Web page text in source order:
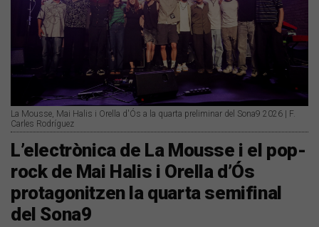
La Mousse, Mai Halis i Orella d'Ós a la quarta preliminar del Sona9 2026 | F.
Carles Rodríguez
L’electrònica de La Mousse i el pop-
rock de Mai Halis i Orella d’Ós
protagonitzen la quarta semifinal
del Sona9